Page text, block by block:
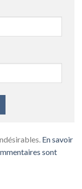
En savoir
sont